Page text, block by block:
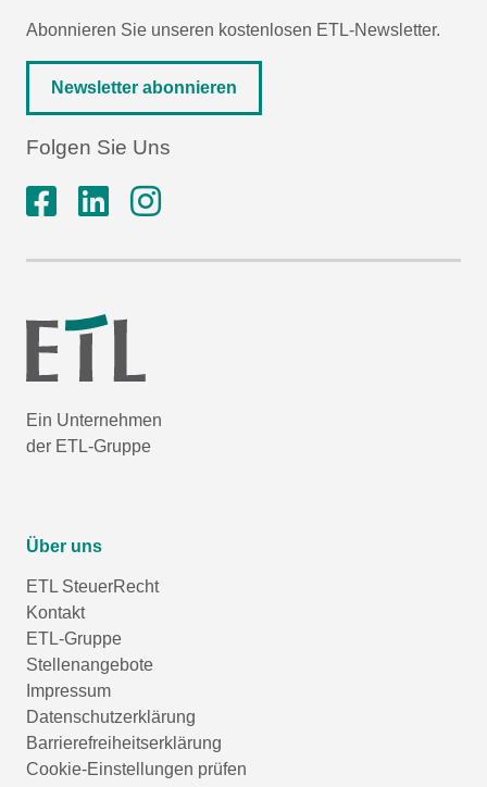
Abonnieren Sie unseren kostenlosen ETL-Newsletter.
Newsletter abonnieren
Folgen Sie Uns
Ein Unternehmen
der ETL-Gruppe
Über uns
ETL SteuerRecht
Kontakt
ETL-Gruppe
Stellenangebote
Impressum
Datenschutzerklärung
Barrierefreiheitserklärung
Cookie-Einstellungen prüfen